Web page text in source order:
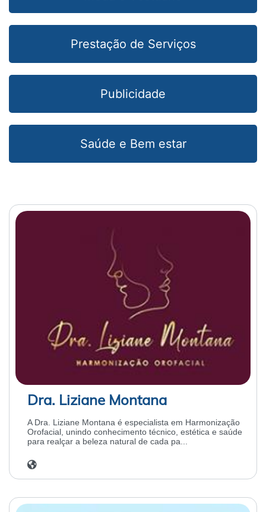
Prestação de Serviços
Publicidade
Saúde e Bem estar
Dra. Liziane Montana
A Dra. Liziane Montana é especialista em Harmonização
Orofacial, unindo conhecimento técnico, estética e saúde
para realçar a beleza natural de cada pa...